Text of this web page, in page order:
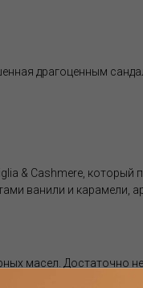
драгоценным
& Cashmere, который
ванили и карамели,
масел. Достаточно
масел делает их